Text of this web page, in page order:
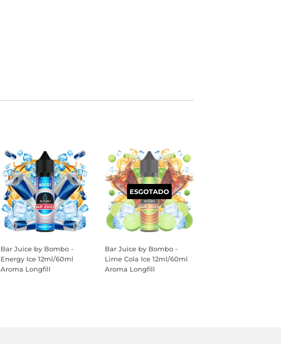
Bar Juice by Bombo -
Energy Ice 12ml/60ml
Aroma Longfill
ESGOTADO
Bar Juice by Bombo -
Lime Cola Ice 12ml/60ml
Aroma Longfill